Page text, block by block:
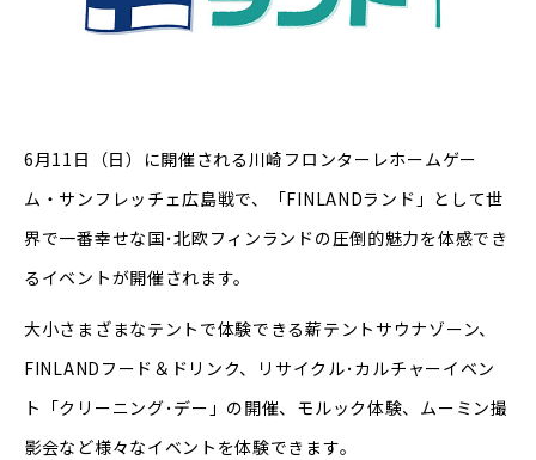
6月11日（日）に開催される川崎フロンターレホームゲー
ム・サンフレッチェ広島戦で、「FINLANDランド」として世
界で一番幸せな国･北欧フィンランドの圧倒的魅力を体感でき
るイベントが開催されます。
大小さまざまなテントで体験できる薪テントサウナゾーン、
FINLANDフード＆ドリンク、リサイクル･カルチャーイベン
ト「クリーニング･デー」の開催、モルック体験、ムーミン撮
影会など様々なイベントを体験できます。